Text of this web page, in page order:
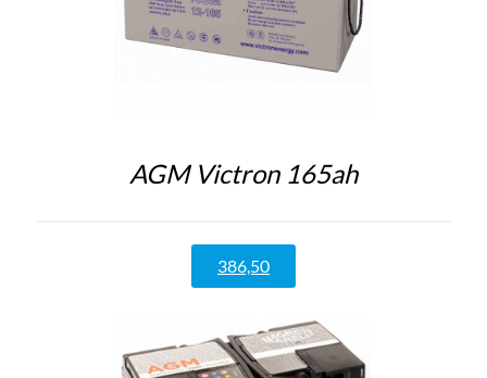
AGM Victron 165ah
386,50